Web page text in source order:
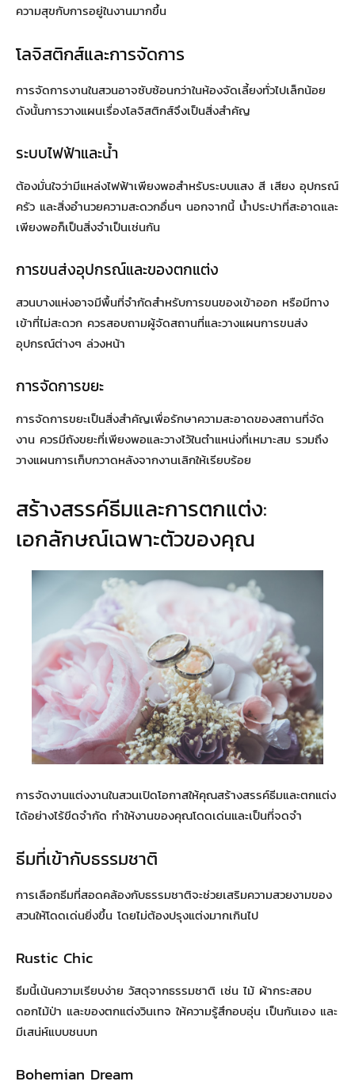
ความสุขกับการอยู่ในงานมากขึ้น
โลจิสติกส์และการจัดการ
การจัดการงานในสวนอาจซับซ้อนกว่าในห้องจัดเลี้ยงทั่วไปเล็กน้อย
ดังนั้นการวางแผนเรื่องโลจิสติกส์จึงเป็นสิ่งสำคัญ
ระบบไฟฟ้าและน้ำ
ต้องมั่นใจว่ามีแหล่งไฟฟ้าเพียงพอสำหรับระบบแสง สี เสียง อุปกรณ์
ครัว และสิ่งอำนวยความสะดวกอื่นๆ นอกจากนี้ น้ำประปาที่สะอาดและ
เพียงพอก็เป็นสิ่งจำเป็นเช่นกัน
การขนส่งอุปกรณ์และของตกแต่ง
สวนบางแห่งอาจมีพื้นที่จำกัดสำหรับการขนของเข้าออก หรือมีทาง
เข้าที่ไม่สะดวก ควรสอบถามผู้จัดสถานที่และวางแผนการขนส่ง
อุปกรณ์ต่างๆ ล่วงหน้า
การจัดการขยะ
การจัดการขยะเป็นสิ่งสำคัญเพื่อรักษาความสะอาดของสถานที่จัด
งาน ควรมีถังขยะที่เพียงพอและวางไว้ในตำแหน่งที่เหมาะสม รวมถึง
วางแผนการเก็บกวาดหลังจากงานเลิกให้เรียบร้อย
สร้างสรรค์ธีมและการตกแต่ง:
เอกลักษณ์เฉพาะตัวของคุณ
การจัดงานแต่งงานในสวนเปิดโอกาสให้คุณสร้างสรรค์ธีมและตกแต่ง
ได้อย่างไร้ขีดจำกัด ทำให้งานของคุณโดดเด่นและเป็นที่จดจำ
ธีมที่เข้ากับธรรมชาติ
การเลือกธีมที่สอดคล้องกับธรรมชาติจะช่วยเสริมความสวยงามของ
สวนให้โดดเด่นยิ่งขึ้น โดยไม่ต้องปรุงแต่งมากเกินไป
Rustic Chic
ธีมนี้เน้นความเรียบง่าย วัสดุจากธรรมชาติ เช่น ไม้ ผ้ากระสอบ
ดอกไม้ป่า และของตกแต่งวินเทจ ให้ความรู้สึกอบอุ่น เป็นกันเอง และ
มีเสน่ห์แบบชนบท
Bohemian Dream